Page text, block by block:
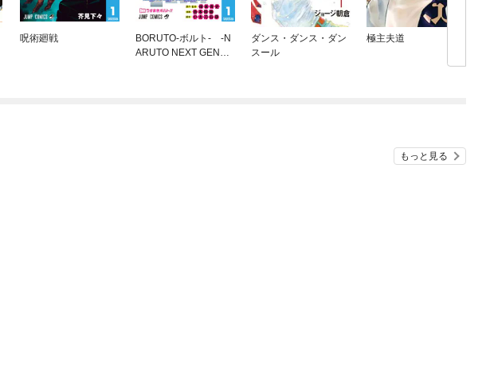
呪術廻戦
BORUTO-ボルト- -N
ARUTO NEXT GENER
ダンス・ダンス・ダン
スール
極主夫道
もっと見る